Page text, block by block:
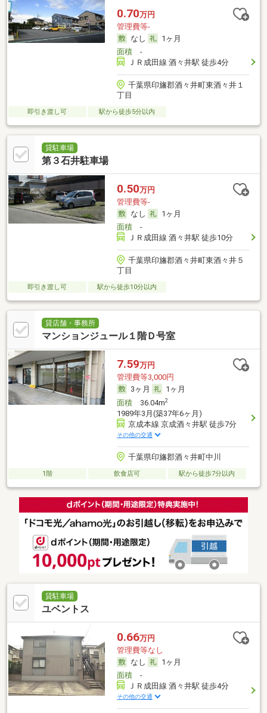
0.70万円
管理費等-
なし
1ヶ月
面積-
ＪＲ成田線 酒々井駅 徒歩4分
千葉県印旛郡酒々井町東酒々井１
丁目
即引き渡し可 駅から徒歩5分以内
貸駐車場
第３石井駐車場
0.50万円
管理費等-
なし
1ヶ月
面積-
ＪＲ成田線 酒々井駅 徒歩10分
千葉県印旛郡酒々井町東酒々井５
丁目
即引き渡し可 駅から徒歩10分以内
貸店舗・事務所
マンションジュール１階Ｄ号室
7.59万円
管理費等3,000円
3ヶ月
1ヶ月
面積36.04m2
1989年3月(築37年6ヶ月)
京成本線 京成酒々井駅 徒歩7分
その他の交通
千葉県印旛郡酒々井町中川
1階 飲食店可 駅から徒歩7分以内
貸駐車場
ユベントス
0.66万円
管理費等なし
なし
1ヶ月
面積-
ＪＲ成田線 酒々井駅 徒歩4分
その他の交通